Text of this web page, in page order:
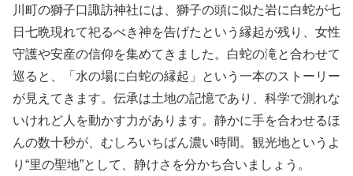
川町の獅子口諏訪神社には、獅子の頭に似た岩に白蛇が七
日七晩現れて祀るべき神を告げたという縁起が残り、女性
守護や安産の信仰を集めてきました。白蛇の滝と合わせて
巡ると、「水の場に白蛇の縁起」という一本のストーリー
が見えてきます。伝承は土地の記憶であり、科学で測れな
いけれど人を動かす力があります。静かに手を合わせるほ
んの数十秒が、むしろいちばん濃い時間。観光地というよ
り“里の聖地”として、静けさを分かち合いましょう。